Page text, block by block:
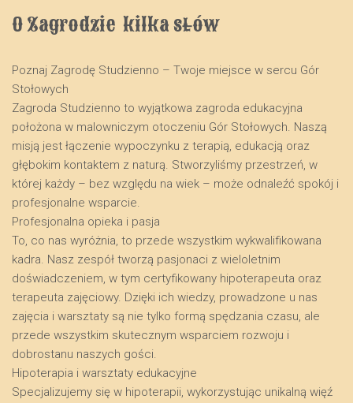
O Zagrodzie  kilka słów
Poznaj Zagrodę Studzienno – Twoje miejsce w sercu Gór
Stołowych
​Zagroda Studzienno to wyjątkowa zagroda edukacyjna
położona w malowniczym otoczeniu Gór Stołowych. Naszą
misją jest łączenie wypoczynku z terapią, edukacją oraz
głębokim kontaktem z naturą. Stworzyliśmy przestrzeń, w
której każdy – bez względu na wiek – może odnaleźć spokój i
profesjonalne wsparcie.
​Profesjonalna opieka i pasja
​To, co nas wyróżnia, to przede wszystkim wykwalifikowana
kadra. Nasz zespół tworzą pasjonaci z wieloletnim
doświadczeniem, w tym certyfikowany hipoterapeuta oraz
terapeuta zajęciowy. Dzięki ich wiedzy, prowadzone u nas
zajęcia i warsztaty są nie tylko formą spędzania czasu, ale
przede wszystkim skutecznym wsparciem rozwoju i
dobrostanu naszych gości.
​Hipoterapia i warsztaty edukacyjne
​Specjalizujemy się w hipoterapii, wykorzystując unikalną więź